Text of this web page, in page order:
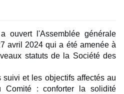
ouvert l'Assemblée générale
avril 2024 qui a été amenée à
statuts de la Société des
suivi et les objectifs affectés au
: conforter la solidité